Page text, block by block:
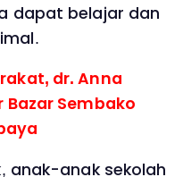
dapat belajar dan
dr. Anna
Bazar Sembako
anak-anak sekolah